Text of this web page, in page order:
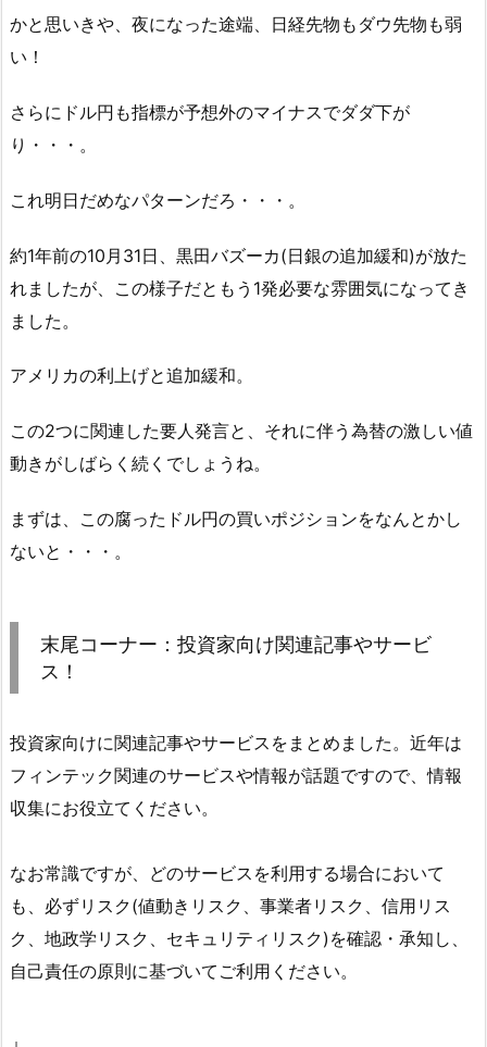
かと思いきや、夜になった途端、日経先物もダウ先物も弱
い！
さらにドル円も指標が予想外のマイナスでダダ下が
り・・・。
これ明日だめなパターンだろ・・・。
約1年前の10月31日、黒田バズーカ(日銀の追加緩和)が放た
れましたが、この様子だともう1発必要な雰囲気になってき
ました。
アメリカの利上げと追加緩和。
この2つに関連した要人発言と、それに伴う為替の激しい値
動きがしばらく続くでしょうね。
まずは、この腐ったドル円の買いポジションをなんとかし
ないと・・・。
末尾コーナー：投資家向け関連記事やサービ
ス！
投資家向けに関連記事やサービスをまとめました。近年は
フィンテック関連のサービスや情報が話題ですので、情報
収集にお役立てください。
なお常識ですが、どのサービスを利用する場合において
も、必ずリスク(値動きリスク、事業者リスク、信用リス
ク、地政学リスク、セキュリティリスク)を確認・承知し、
自己責任の原則に基づいてご利用ください。